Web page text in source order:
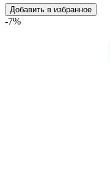
Добавить в избранное
-7%